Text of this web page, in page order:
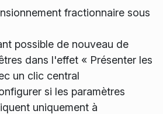
fractionnaire sous
possible de nouveau de
dans l'effet « Présenter les
un clic central
si les paramètres
uniquement à